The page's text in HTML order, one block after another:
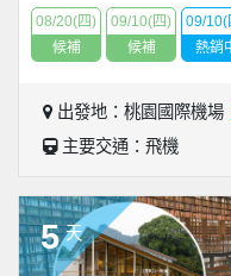
08/20(四)
候補
09/10(四)
候補
09/10(
熱銷
出發地：桃園國際機場
主要交通：飛機
5 天